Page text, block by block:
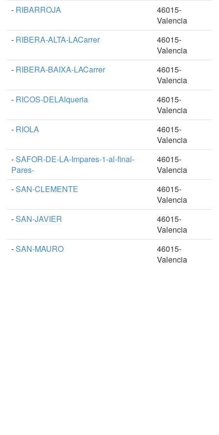
- RIBARROJA
46015-
Valencia
- RIBERA-ALTA-LACarrer
46015-
Valencia
- RIBERA-BAIXA-LACarrer
46015-
Valencia
- RICOS-DELAlqueria
46015-
Valencia
- RIOLA
46015-
Valencia
-SAFOR-DE-LA-Impares-1-al-final-
Pares-
46015-
Valencia
-SAN-CLEMENTE
46015-
Valencia
-SAN-JAVIER
46015-
Valencia
-SAN-MAURO
46015-
Valencia